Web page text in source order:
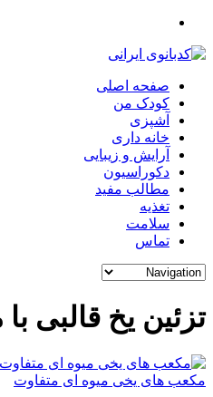
صفحه اصلی
کودک من
آشپزی
خانه داری
آرایش و زیبایی
دکوراسیون
مطالب مفید
تغذیه
سلامت
تماس
تزئین یخ قالبی با
مکعب های یخی میوه ای متفاوت